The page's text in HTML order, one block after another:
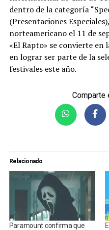
dentro de la categoría
(Presentaciones
norteamericano el 11 de
«El Rapto» se convierte
en lograr ser parte de la
festivales este año.
Comparte
Relacionado
Paramount confirma que